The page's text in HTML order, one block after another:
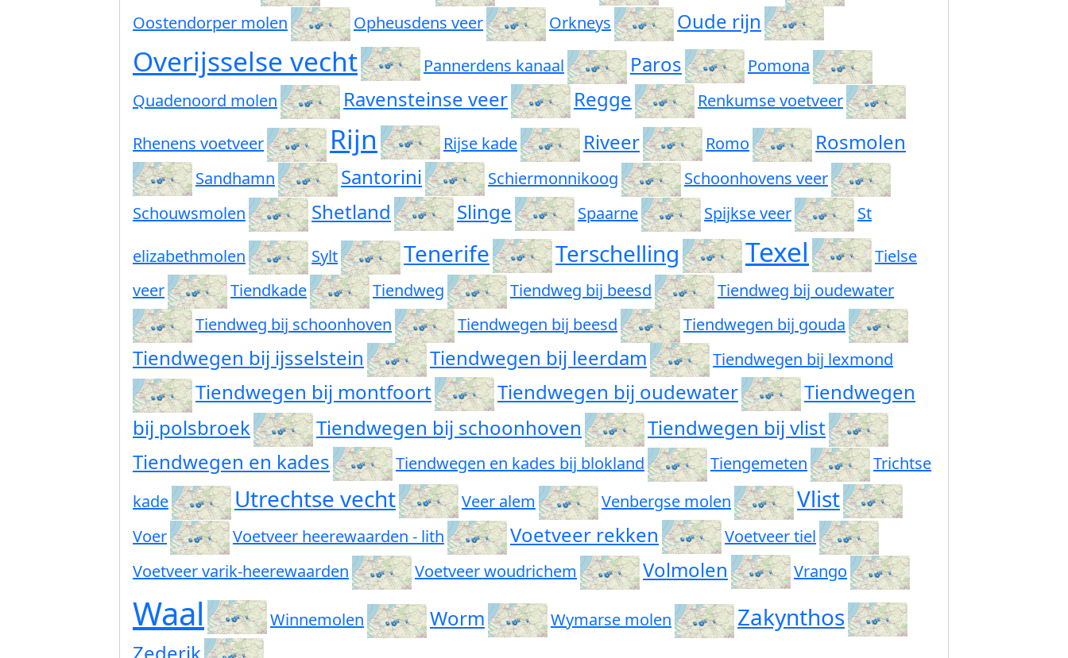
Oostendorper molen
Opheusdens veer Orkneys Oude rijn
Overijsselse vecht Pannerdens kanaal Paros
Pomona
Quadenoord molen
Ravensteinse veer Regge Renkumse voetveer
Rhenens voetveer Rijn Rijse kade Riveer Romo Rosmolen
Sandhamn Santorini Schiermonnikoog
Schoonhovens veer
Schouwsmolen
Shetland Slinge Spaarne Spijkse veer St
elizabethmolen Sylt Tenerife Terschelling Texel
Tielse
veer
Tiendkade Tiendweg Tiendweg bij beesd
Tiendweg bij oudewater
Tiendweg bij schoonhoven
Tiendwegen bij beesd Tiendwegen bij gouda
Tiendwegen bij ijsselstein Tiendwegen bij leerdam Tiendwegen bij lexmond
Tiendwegen bij montfoort Tiendwegen bij oudewater
Tiendwegen
bij polsbroek
Tiendwegen bij schoonhoven
Tiendwegen bij vlist
Tiendwegen en kades
Tiendwegen en kades bij blokland Tiengemeten
Trichtse
kade
Utrechtse vecht Veer alem Venbergse molen Vlist
Voer Voetveer heerewaarden - lith Voetveer rekken
Voetveer tiel
Voetveer varik-heerewaarden
Voetveer woudrichem Volmolen Vrango
Waal Winnemolen Worm Wymarse molen Zakynthos